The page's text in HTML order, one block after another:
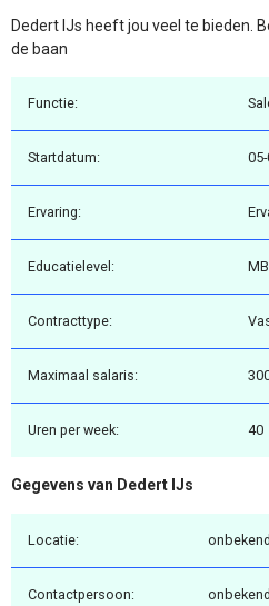
Dedert IJs heeft jou veel te bieden.
de baan
Functie:
Startdatum:
Ervaring:
Educatielevel:
Contracttype:
Maximaal salaris:
Uren per week: 40
Gegevens van Dedert IJs
Locatie:
Contactpersoon: